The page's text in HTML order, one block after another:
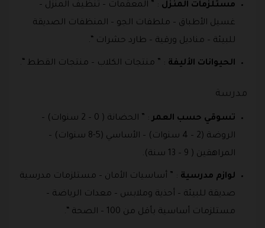
مستلزمات المنزل : ” المعقمات – تنظيف المنزل –
غسيل الأطباق – ملطفات الجو – المنظفات الصديقة
للبيئة – مناديل ورقية – طارد حشرات “.
الحيوانات الأليفة : ” منتجات الكلاب – منتجات القطط “.
مدرسة
تسوقي حسب العمر
: ” الحضانة ( 0 – 2 سنوات) –
الروضة (2 – 4 سنوات) – الأساسي (5-8 سنوات) –
المراهقين ( 9 – 13 سنة).
لوازم مدرسية : ” أساسيات الأمان – مستلزمات مدرسية
صديقة للبيئة – أحذية وملابس – معدات الرياضة –
مستلزمات أساسية بأقل من 100 – الصحة “.